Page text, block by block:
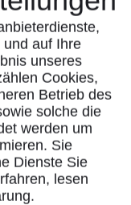
Grundlagen der
ausführlich
in unserem
auf Ihre
unseres
Cookies,
Betrieb des
solche die
werden um
Sie
Dienste Sie
lesen
.